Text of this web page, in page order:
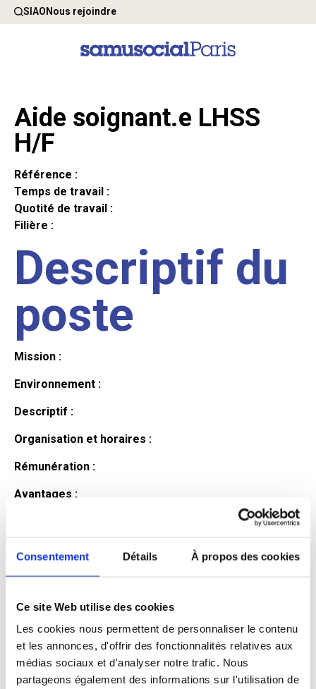
Consentement Détails À propos des cookies
Ce site Web utilise des cookies
Les cookies nous permettent de personnaliser le contenu
et les annonces, d'offrir des fonctionnalités relatives aux
médias sociaux et d'analyser notre trafic. Nous
partageons également des informations sur l'utilisation de
SIAONous rejoindre
Aide soignant.e LHSS
H/F
Référence :
Temps de travail :
Quotité de travail :
Filière :
Descriptif du
poste
Mission :
Environnement :
Descriptif :
Organisation et horaires :
Rémunération :
Avantages :
Profil du
candidat
Qualifications et diplômes :
Profil recherché :
Expérience :